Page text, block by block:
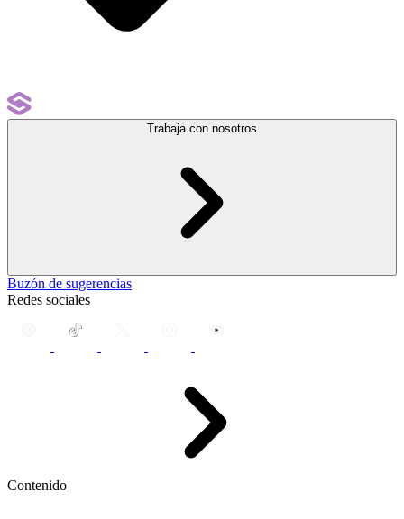
Trabaja con nosotros
Buzón de sugerencias
Redes sociales
Contenido